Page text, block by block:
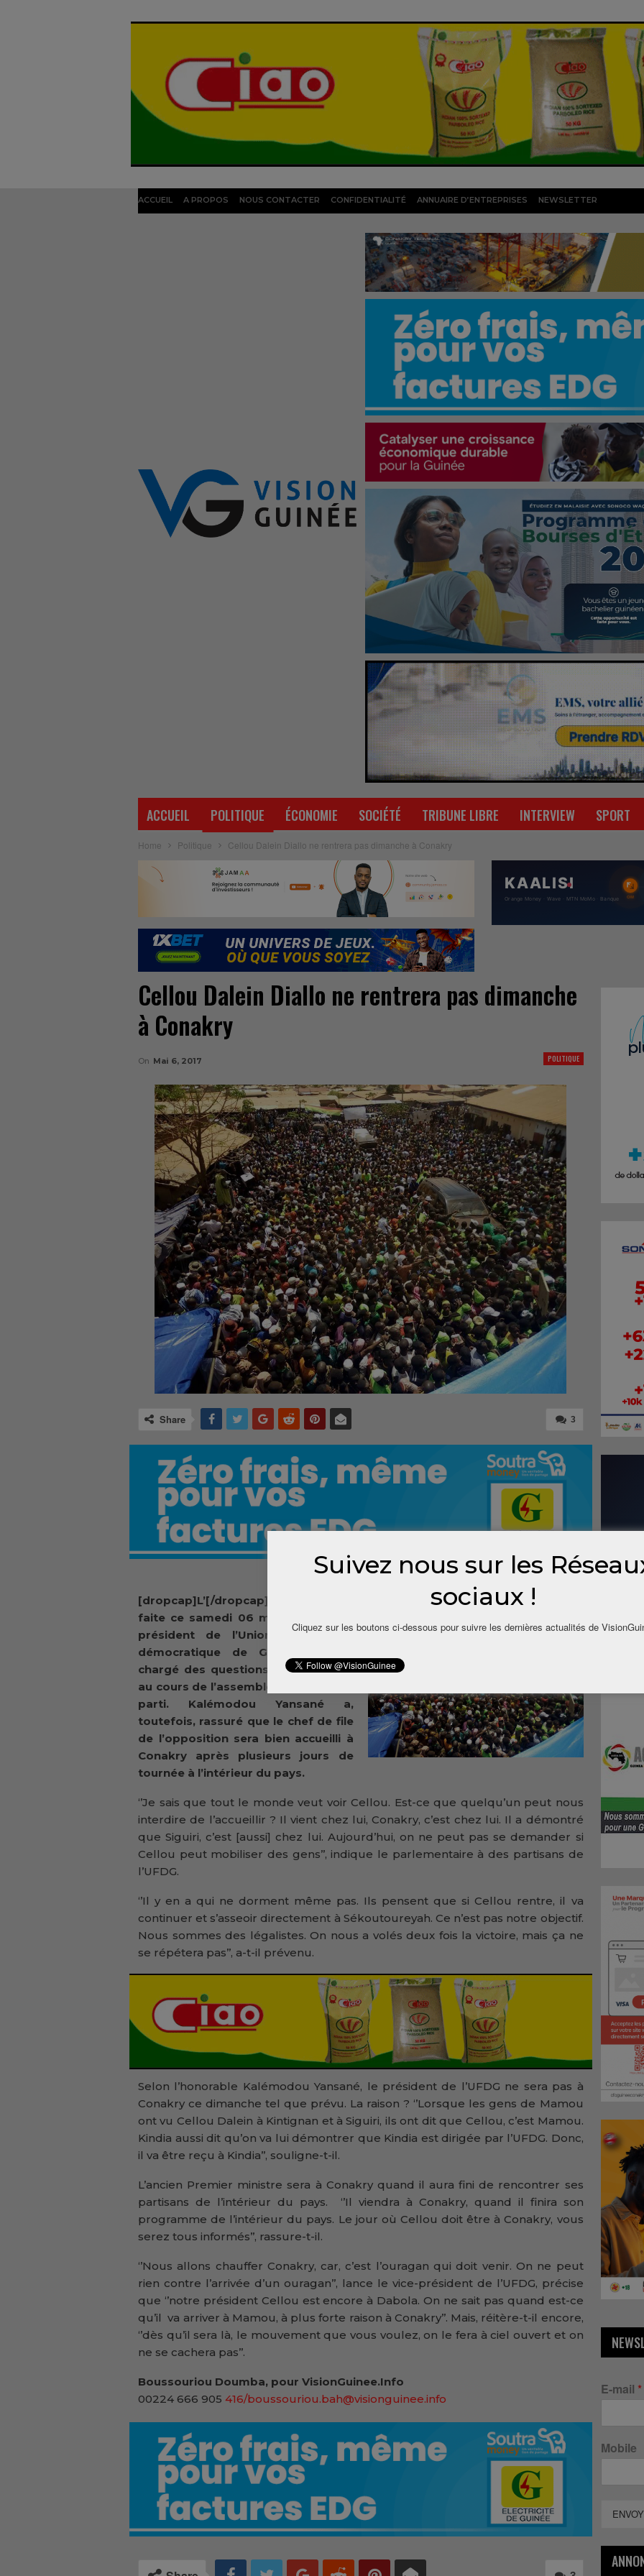
ACCUEIL A PROPOS NOUS CONTACTER CONFIDENTIALITÉ ANNUAIRE D’ENTREPRISES NEWSLETTER
ACCUEIL POLITIQUE ÉCONOMIE SOCIÉTÉ TRIBUNE LIBRE INTERVIEW SPORT
Home Politique Cellou Dalein Diallo ne rentrera pas dimanche à Conakry
Cellou Dalein Diallo ne rentrera pas dimanche
à Conakry
POLITIQUE
On Mai 6, 2017
3
Share
[dropcap]L’[/dropcap]annonce a été
faite ce samedi 06 mai par le vice-
président de l’Union des forces
démocratique de Guinée (UFDG),
chargé des questions économiques
au cours de l’assemblée générale du
parti. Kalémodou Yansané a,
toutefois, rassuré que le chef de file
de l’opposition sera bien accueilli à
Conakry après plusieurs jours de
tournée à l’intérieur du pays.
‘’Je sais que tout le monde veut voir Cellou. Est-ce que quelqu’un peut nous
interdire de l’accueillir ? Il vient chez lui, Conakry, c’est chez lui. Il a démontré
que Siguiri, c’est [aussi] chez lui. Aujourd’hui, on ne peut pas se demander si
Cellou peut mobiliser des gens’’, indique le parlementaire à des partisans de
l’UFDG.
‘’Il y en a qui ne dorment même pas. Ils pensent que si Cellou rentre, il va
continuer et s’asseoir directement à Sékoutoureyah. Ce n’est pas notre objectif.
Nous sommes des légalistes. On nous a volés deux fois la victoire, mais ça ne
se répétera pas’’, a-t-il prévenu.
Selon l’honorable Kalémodou Yansané, le président de l’UFDG ne sera pas à
Conakry ce dimanche tel que prévu. La raison ? ‘’Lorsque les gens de Mamou
ont vu Cellou Dalein à Kintignan et à Siguiri, ils ont dit que Cellou, c’est Mamou.
Kindia aussi dit qu’on va lui démontrer que Kindia est dirigée par l’UFDG. Donc,
il va être reçu à Kindia’’, souligne-t-il.
L’ancien Premier ministre sera à Conakry quand il aura fini de rencontrer ses
partisans de l’intérieur du pays. ‘’Il viendra à Conakry, quand il finira son
programme de l’intérieur du pays. Le jour où Cellou doit être à Conakry, vous
serez tous informés’’, rassure-t-il.
‘’Nous allons chauffer Conakry, car, c’est l’ouragan qui doit venir. On ne peut
rien contre l’arrivée d’un ouragan’’, lance le vice-président de l’UFDG, précise
que ‘’notre président Cellou est encore à Dabola. On ne sait pas quand est-ce
qu’il va arriver à Mamou, à plus forte raison à Conakry’’. Mais, réitère-t-il encore,
‘’dès qu’il sera là, le mouvement que vous voulez, on le fera à ciel ouvert et on
ne se cachera pas’’.
Boussouriou Doumba, pour VisionGuinee.Info
00224 666 905 416/boussouriou.bah@visionguinee.info
E-mail *
Mobile
Suivez nous sur les
sociaux !
Cliquez sur les boutons ci-dessous pour suivre les dernières actualités de